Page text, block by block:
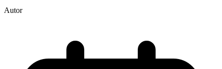
Autor